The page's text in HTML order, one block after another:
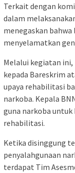
Terkait dengan
dalam
menegaskan
menyelamatkan
Melalui kegiatan ini,
kepada Bareskrim
upaya rehabilitasi
narkoba. Kepala
guna narkoba
rehabilitasi.
Ketika disinggung
penyalahgunaan
terdapat Tim